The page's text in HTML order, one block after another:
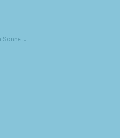
Sonne …